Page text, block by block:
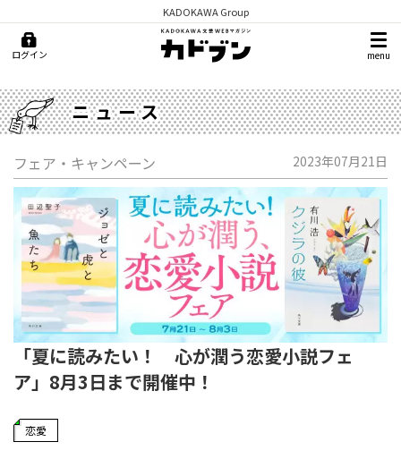
KADOKAWA Group
ログイン menu
ニュース
フェア・キャンペーン 2023年07月21日
「夏に読みたい！ 心が潤う恋愛小説フェ
ア」8月3日まで開催中！
恋愛